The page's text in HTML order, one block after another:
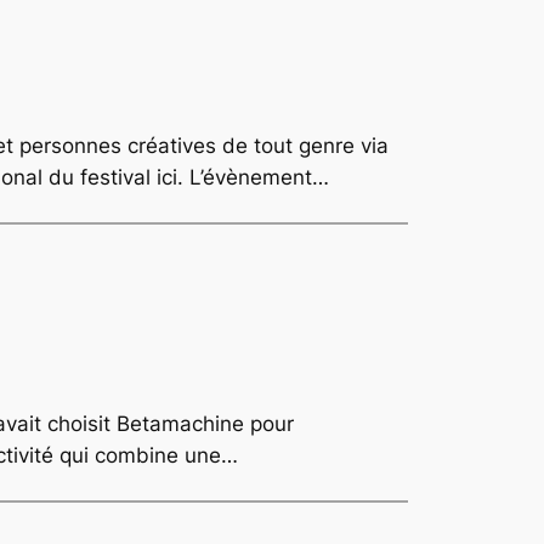
personnes créatives de tout genre via
du festival ici. L’évènement…
choisit Betamachine pour
qui combine une…